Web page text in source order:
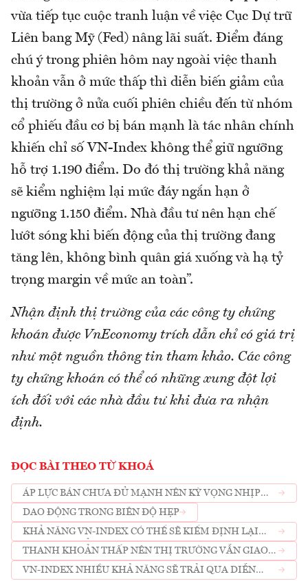
vừa tiếp tục cuộc tranh luận về việc Cục Dự trữ
Liên bang Mỹ (Fed) nâng lãi suất. Điểm đáng
chú ý trong phiên hôm nay ngoài việc thanh
khoản vẫn ở mức thấp thì diễn biến giảm của
thị trường ở nửa cuối phiên chiều đến từ nhóm
cổ phiếu đầu cơ bị bán mạnh là tác nhân chính
khiến chỉ số VN-Index không thể giữ ngưỡng
hỗ trợ 1.190 điểm. Do đó thị trường khả năng
sẽ kiểm nghiệm lại mức đáy ngắn hạn ở
ngưỡng 1.150 điểm. Nhà đầu tư nên hạn chế
lướt sóng khi biến động của thị trường đang
tăng lên, không bình quân giá xuống và hạ tỷ
trọng margin về mức an toàn”.
Nhận định thị trường của các công ty chứng
khoán được VnEconomy trích dẫn chỉ có giá trị
như một nguồn thông tin tham khảo. Các công
ty chứng khoán có thể có những xung đột lợi
ích đối với các nhà đầu tư khi đưa ra nhận
định.
ĐỌC BÀI THEO TỪ KHOÁ
ÁP LỰC BÁN CHƯA ĐỦ MẠNH NÊN KỲ VỌNG NHỊP
HỒI SẼ SỚM QUAY LẠI
DAO ĐỘNG TRONG BIÊN ĐỘ HẸP
KHẢ NĂNG VN-INDEX CÓ THỂ SẼ KIỂM ĐỊNH LẠI
MỨC 1.180 ĐIỂ
THANH KHOẢN THẤP NÊN THỊ TRƯỜNG VẪN GIAO
DỊCH THEO HƯỚNG TRỒI SỤT
VN-INDEX NHIỀU KHẢ NĂNG SẼ TRẢI QUA DIỄN